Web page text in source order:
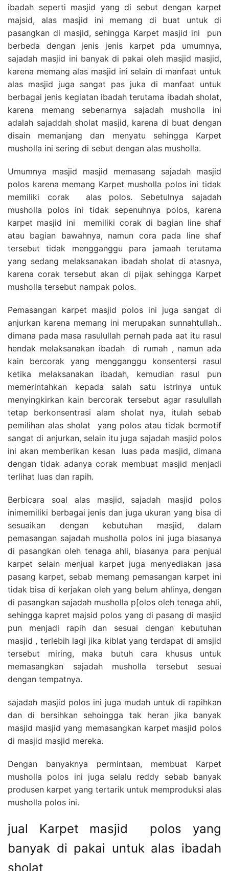
ibadah seperti masjid yang di sebut dengan karpet
majsid, alas masjid ini memang di buat untuk di
pasangkan di masjid, sehingga Karpet masjid ini pun
berbeda dengan jenis jenis karpet pda umumnya,
sajadah masjid ini banyak di pakai oleh masjid masjid,
karena memang alas masjid ini selain di manfaat untuk
alas masjid juga sangat pas juka di manfaat untuk
berbagai jenis kegiatan ibadah terutama ibadah sholat,
karena memang sebenarnya sajadah musholla ini
adalah sajaddah sholat masjid, karena di buat dengan
disain memanjang dan menyatu sehingga Karpet
musholla ini sering di sebut dengan alas musholla.
Umumnya masjid masjid memasang sajadah masjid
polos karena memang Karpet musholla polos ini tidak
memiliki corak alas polos. Sebetulnya sajadah
musholla polos ini tidak sepenuhnya polos, karena
karpet masjid ini memiliki corak di bagian line shaf
atau bagian bawahnya, namun cora pada line shaf
tersebut tidak mengganggu para jamaah terutama
yang sedang melaksanakan ibadah sholat di atasnya,
karena corak tersebut akan di pijak sehingga Karpet
musholla tersebut nampak polos.
Pemasangan karpet masjid polos ini juga sangat di
anjurkan karena memang ini merupakan sunnahtullah..
dimana pada masa rasulullah pernah pada aat itu rasul
hendak melaksanakan ibadah di rumah , namun ada
kain bercorak yang mengganggu konsentersi rasul
ketika melaksanakan ibadah, kemudian rasul pun
memerintahkan kepada salah satu istrinya untuk
menyingkirkan kain bercorak tersebut agar rasulullah
tetap berkonsentrasi alam sholat nya, itulah sebab
pemilihan alas sholat yang polos atau tidak bermotif
sangat di anjurkan, selain itu juga sajadah masjid polos
ini akan memberikan kesan luas pada masjid, dimana
dengan tidak adanya corak membuat masjid menjadi
terlihat luas dan rapih.
Berbicara soal alas masjid, sajadah masjid polos
inimemiliki berbagai jenis dan juga ukuran yang bisa di
sesuaikan dengan kebutuhan masjid, dalam
pemasangan sajadah musholla polos ini juga biasanya
di pasangkan oleh tenaga ahli, biasanya para penjual
karpet selain menjual karpet juga menyediakan jasa
pasang karpet, sebab memang pemasangan karpet ini
tidak bisa di kerjakan oleh yang belum ahlinya, dengan
di pasangkan sajadah musholla p[olos oleh tenaga ahli,
sehingga kapret majsid polos yang di pasang di masjid
pun menjadi rapih dan sesuai dengan kebutuhan
masjid , terlebih lagi jika kiblat yang terdapat di amsjid
tersebut miring, maka butuh cara khusus untuk
memasangkan sajadah musholla tersebut sesuai
dengan tempatnya.
sajadah masjid polos ini juga mudah untuk di rapihkan
dan di bersihkan sehoingga tak heran jika banyak
masjid masjid yang memasangkan karpet masjid polos
di masjid masjid mereka.
Dengan banyaknya permintaan, membuat Karpet
musholla polos ini juga selalu reddy sebab banyak
produsen karpet yang tertarik untuk memproduksi alas
musholla polos ini.
jual Karpet masjid polos yang
banyak di pakai untuk alas ibadah
sholat